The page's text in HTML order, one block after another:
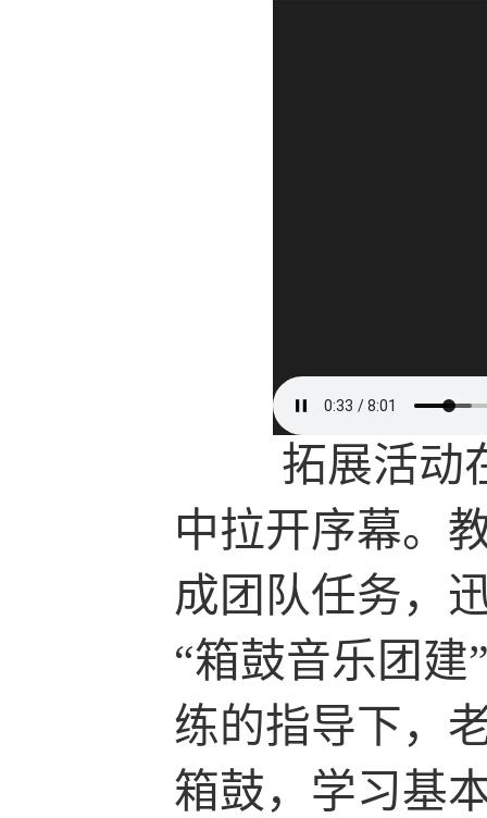
拓展活动
中拉开序幕。
成团队任务，
“箱鼓音乐团
练的指导下，
箱鼓，学习基